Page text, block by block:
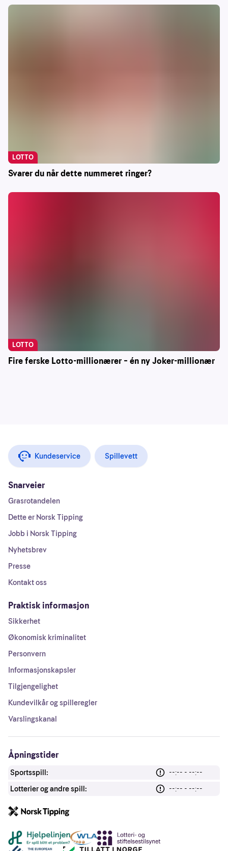
Svarer du når dette nummeret ringer?
LOTTO
Fire ferske Lotto-millionærer – én ny Joker-millionær
LOTTO
Kundeservice Spillevett
Snarveier
Grasrotandelen
Dette er Norsk Tipping
Jobb i Norsk Tipping
Nyhetsbrev
Presse
Kontakt oss
Praktisk informasjon
Sikkerhet
Økonomisk kriminalitet
Personvern
Informasjonskapsler
Tilgjengelighet
Kundevilkår og spilleregler
Varslingskanal
Åpningstider
Sportsspill:
--:-- - --:--
Lotterier og andre spill:
--:-- - --:--
Andre lenker